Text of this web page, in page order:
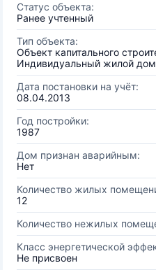
Статус объекта:
Ранее учтенный
Тип объекта:
Объект капитального
Индивидуальный жилой
Дата постановки на учёт:
08.04.2013
Год постройки:
1987
Дом признан аварийным:
Нет
Количество жилых
12
Количество нежилых
Класс энергетической
Не присвоен